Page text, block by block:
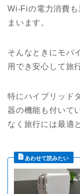
Wi-Fiの電力消費も
まいます。
そんなときにモバ
用でき安心して旅
特にハイブリッド
器の機能も付いて
なく旅行には最適